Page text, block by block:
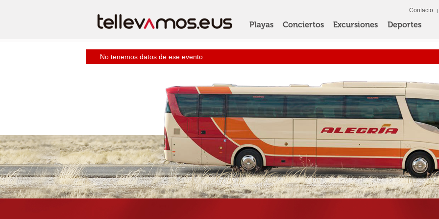
Playas Conciertos Excursiones Deportes
Contacto
No tenemos datos de ese evento